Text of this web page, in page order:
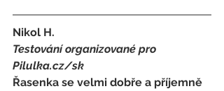
Nikol H.
Testování organizované pro
Pilulka.cz/sk
Řasenka se velmi dobře a příjemně